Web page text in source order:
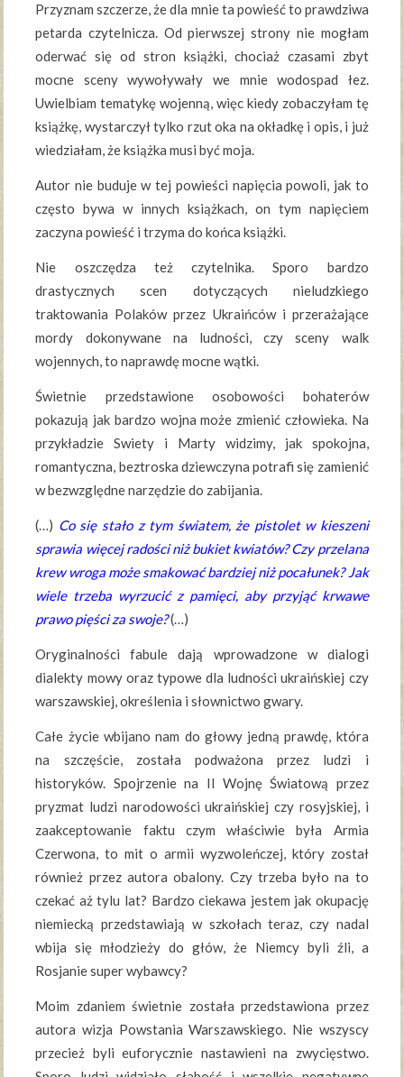
Przyznam szczerze, że dla mnie ta powieść to prawdziwa
petarda czytelnicza. Od pierwszej strony nie mogłam
oderwać się od stron książki, chociaż czasami zbyt
mocne sceny wywoływały we mnie wodospad łez.
Uwielbiam tematykę wojenną, więc kiedy zobaczyłam tę
książkę, wystarczył tylko rzut oka na okładkę i opis, i już
wiedziałam, że książka musi być moja.
Autor nie buduje w tej powieści napięcia powoli, jak to
często bywa w innych książkach, on tym napięciem
zaczyna powieść i trzyma do końca książki.
Nie oszczędza też czytelnika. Sporo bardzo
drastycznych scen dotyczących nieludzkiego
traktowania Polaków przez Ukraińców i przerażające
mordy dokonywane na ludności, czy sceny walk
wojennych, to naprawdę mocne wątki.
Świetnie przedstawione osobowości bohaterów
pokazują jak bardzo wojna może zmienić człowieka. Na
przykładzie Swiety i Marty widzimy, jak spokojna,
romantyczna, beztroska dziewczyna potrafi się zamienić
w bezwzględne narzędzie do zabijania.
(…) Co się stało z tym światem, że pistolet w kieszeni
sprawia więcej radości niż bukiet kwiatów? Czy przelana
krew wroga może smakować bardziej niż pocałunek? Jak
wiele trzeba wyrzucić z pamięci, aby przyjąć krwawe
prawo pięści za swoje?(…)
Oryginalności fabule dają wprowadzone w dialogi
dialekty mowy oraz typowe dla ludności ukraińskiej czy
warszawskiej, określenia i słownictwo gwary.
Całe życie wbijano nam do głowy jedną prawdę, która
na szczęście, została podważona przez ludzi i
historyków. Spojrzenie na II Wojnę Światową przez
pryzmat ludzi narodowości ukraińskiej czy rosyjskiej, i
zaakceptowanie faktu czym właściwie była Armia
Czerwona, to mit o armii wyzwoleńczej, który został
również przez autora obalony. Czy trzeba było na to
czekać aż tylu lat? Bardzo ciekawa jestem jak okupację
niemiecką przedstawiają w szkołach teraz, czy nadal
wbija się młodzieży do głów, że Niemcy byli źli, a
Rosjanie super wybawcy?
Moim zdaniem świetnie została przedstawiona przez
autora wizja Powstania Warszawskiego. Nie wszyscy
przecież byli euforycznie nastawieni na zwycięstwo.